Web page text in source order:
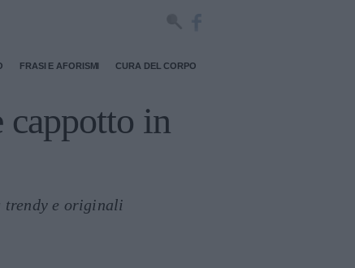
FRASI E AFORISMI CURA DEL CORPO
cappotto in
trendy e originali